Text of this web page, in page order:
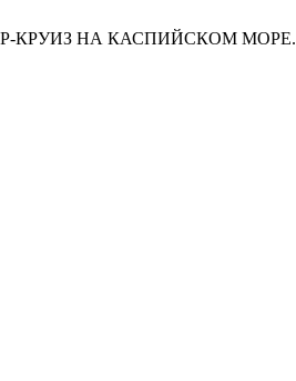
КРУИЗ НА КАСПИЙСКОМ МОРЕ.